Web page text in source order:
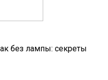
без лампы: секреты